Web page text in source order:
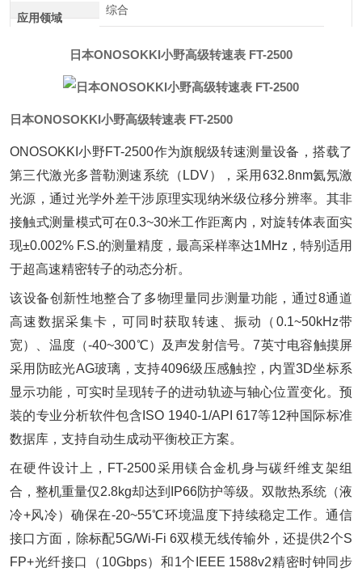
应用领域
综合
日本ONOSOKKI小野高级转速表 FT-2500
日本ONOSOKKI小野高级转速表 FT-2500
ONOSOKKI小野FT-2500作为旗舰级转速测量设备，搭载了
第三代激光多普勒测速系统（LDV），采用632.8nm氦氖激
光源，通过光学外差干涉原理实现纳米级位移分辨率。其非
接触式测量模式可在0.3~30米工作距离内，对旋转体表面实
现±0.002% F.S.的测量精度，最高采样率达1MHz，特别适用
于超高速精密转子的动态分析。
该设备创新性地整合了多物理量同步测量功能，通过8通道
高速数据采集卡，可同时获取转速、振动（0.1~50kHz带
宽）、温度（-40~300℃）及声发射信号。7英寸电容触摸屏
采用防眩光AG玻璃，支持4096级压感触控，内置3D坐标系
显示功能，可实时呈现转子的进动轨迹与轴心位置变化。预
装的专业分析软件包含ISO 1940-1/API 617等12种国际标准
数据库，支持自动生成动平衡校正方案。
在硬件设计上，FT-2500采用镁合金机身与碳纤维支架组
合，整机重量仅2.8kg却达到IP66防护等级。双散热系统（液
冷+风冷）确保在-20~55℃环境温度下持续稳定工作。通信
接口方面，除标配5G/Wi-Fi 6双模无线传输外，还提供2个S
FP+光纤接口（10Gbps）和1个IEEE 1588v2精密时钟同步